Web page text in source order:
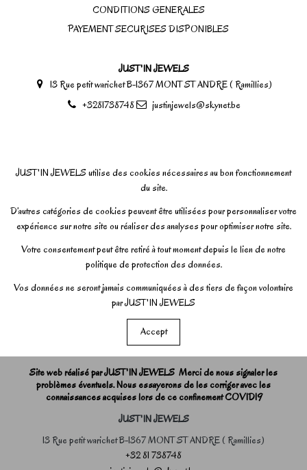
CONDITIONS GENERALES
PAYEMENT SECURISES DISPONIBLES
JUST'IN JEWELS
13 Rue petit warichet B-1367 MONT ST ANDRE ( Ramillies)
+3281738748
justinjewels@skynet.be
JUST'IN JEWELS utilise des cookies nécessaires au bon fonctionnement
du site.
D’autres catégories de cookies peuvent être utilisées pour personnaliser votre
expérience sur notre site ou réaliser des analyses pour optimiser notre site.
Votre consentement peut être retiré à tout moment depuis le lien de notre
politique de protection des données.
Vos données ne seront jamais communiquées à des tiers de façon volontaire
par JUST'IN JEWELS
Accept
Site web réalisé par JUST'IN JEWELS Merci de nous signaler les
problèmes éventuels. Nous essayerons de les corriger avec les
connaissances acquises lors de ce confinement COVID19
JUST'IN JEWELS
13 Rue petit warichet B-1367 MONT ST ANDRE ( Ramillies)
+32 81 738748